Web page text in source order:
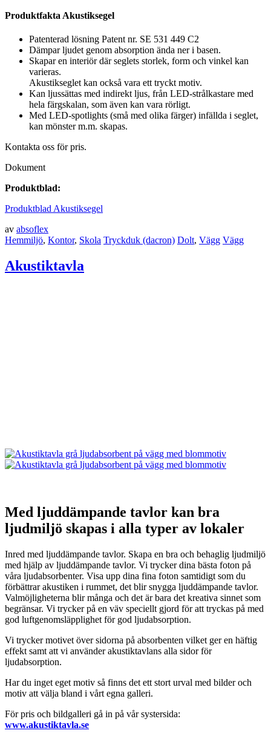
Produktfakta Akustiksegel
Patenterad lösning Patent nr. SE 531 449 C2
Dämpar ljudet genom absorption ända ner i basen.
Skapar en interiör där seglets storlek, form och vinkel kan
varieras.
Akustikseglet kan också vara ett tryckt motiv.
Kan ljussättas med indirekt ljus, från LED-strålkastare med
hela färgskalan, som även kan vara rörligt.
Med LED-spotlights (små med olika färger) infällda i seglet,
kan mönster m.m. skapas.
Kontakta oss för pris.
Dokument
Produktblad:
Produktblad Akustiksegel
av absoflex
Hemmiljö, Kontor, Skola Tryckduk (dacron) Dolt, Vägg Vägg
Akustiktavla
Med ljuddämpande tavlor kan bra
ljudmiljö skapas i alla typer av lokaler
​Inred med ljuddämpande tavlor. Skapa en bra och behaglig ljudmiljö
med hjälp av ljuddämpande tavlor. ​Vi trycker dina bästa foton på
våra ljudabsorbenter. Visa upp dina fina foton samtidigt som du
förbättrar akustiken i rummet, det blir snygga ljuddämpande tavlor.
Valmöjligheterna blir många och det är bara det kreativa sinnet som
begränsar. Vi trycker på en väv speciellt gjord för att tryckas på med
god luftgenomsläpplighet för god ljudabsorption.
Vi trycker motivet över sidorna på absorbenten vilket ger en häftig
effekt samt att vi använder akustiktavlans alla sidor för
ljudabsorption.
Har du inget eget motiv så finns det ett stort urval med bilder och
motiv att välja bland i vårt egna galleri.
​För pris och bildgalleri gå in på vår systersida:
www.akustiktavla.se